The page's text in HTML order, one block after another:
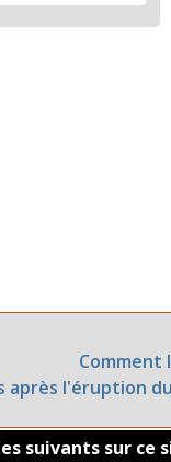
Comment
après l'éruption
suivants sur ce